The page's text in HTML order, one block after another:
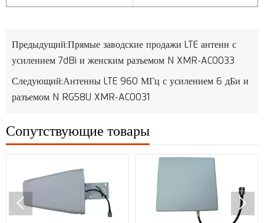
Предыдущий:Прямые заводские продажи LTE антенн с
усилением 7dBi и женским разъемом N XMR-AC0033
Следующий:Антенны LTE 960 МГц с усилением 6 дБи и
разъемом N RG58U XMR-AC0031
Сопутствующие товары
 